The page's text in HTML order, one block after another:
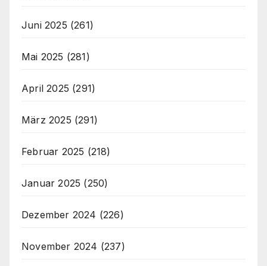
Juni 2025 (261)
Mai 2025 (281)
April 2025 (291)
März 2025 (291)
Februar 2025 (218)
Januar 2025 (250)
Dezember 2024 (226)
November 2024 (237)